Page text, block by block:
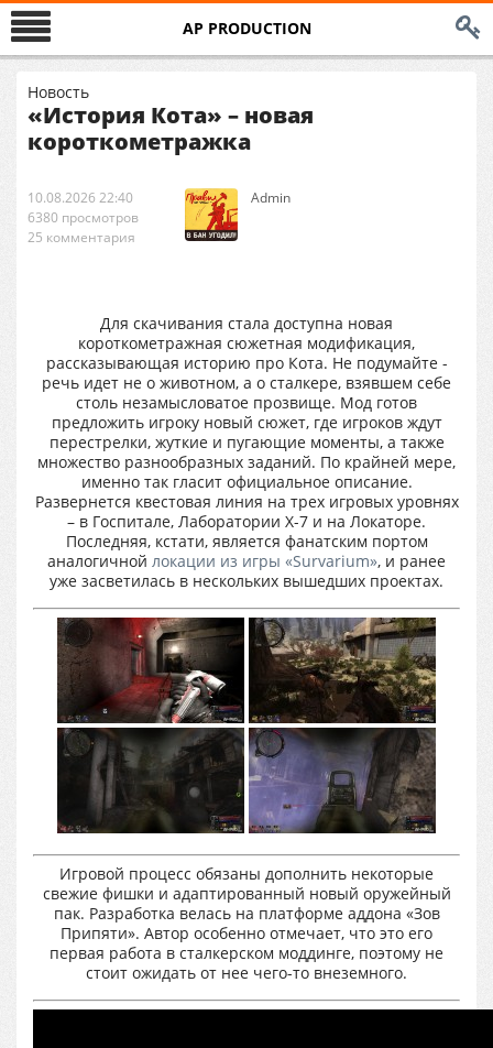
AP PRODUCTION
Новость
«История Кота» – новая
короткометражка
10.08.2026 22:40
6380 просмотров
25 комментария
Аdmin
Для скачивания стала доступна новая
короткометражная сюжетная модификация,
рассказывающая историю про Кота. Не подумайте -
речь идет не о животном, а о сталкере, взявшем себе
столь незамысловатое прозвище. Мод готов
предложить игроку новый сюжет, где игроков ждут
перестрелки, жуткие и пугающие моменты, а также
множество разнообразных заданий. По крайней мере,
именно так гласит официальное описание.
Развернется квестовая линия на трех игровых уровнях
– в Госпитале, Лаборатории X-7 и на Локаторе.
Последняя, кстати, является фанатским портом
аналогичной локации из игры «Survarium», и ранее
уже засветилась в нескольких вышедших проектах.
Игровой процесс обязаны дополнить некоторые
свежие фишки и адаптированный новый оружейный
пак. Разработка велась на платформе аддона «Зов
Припяти». Автор особенно отмечает, что это его
первая работа в сталкерском моддинге, поэтому не
стоит ожидать от нее чего-то внеземного.